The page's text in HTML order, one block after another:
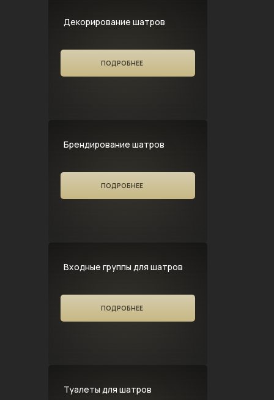
Декорирование шатров
ПОДРОБНЕЕ
Брендирование шатров
ПОДРОБНЕЕ
Входные группы для шатров
ПОДРОБНЕЕ
Туалеты для шатров